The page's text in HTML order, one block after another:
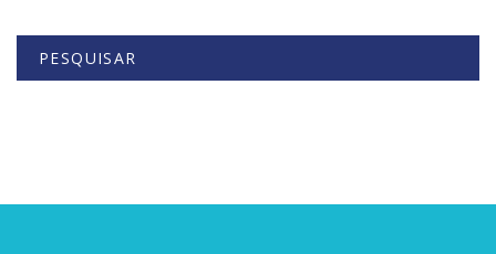
PESQUISAR